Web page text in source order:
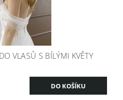
VLASŮ S BÍLÝMI KVĚTY